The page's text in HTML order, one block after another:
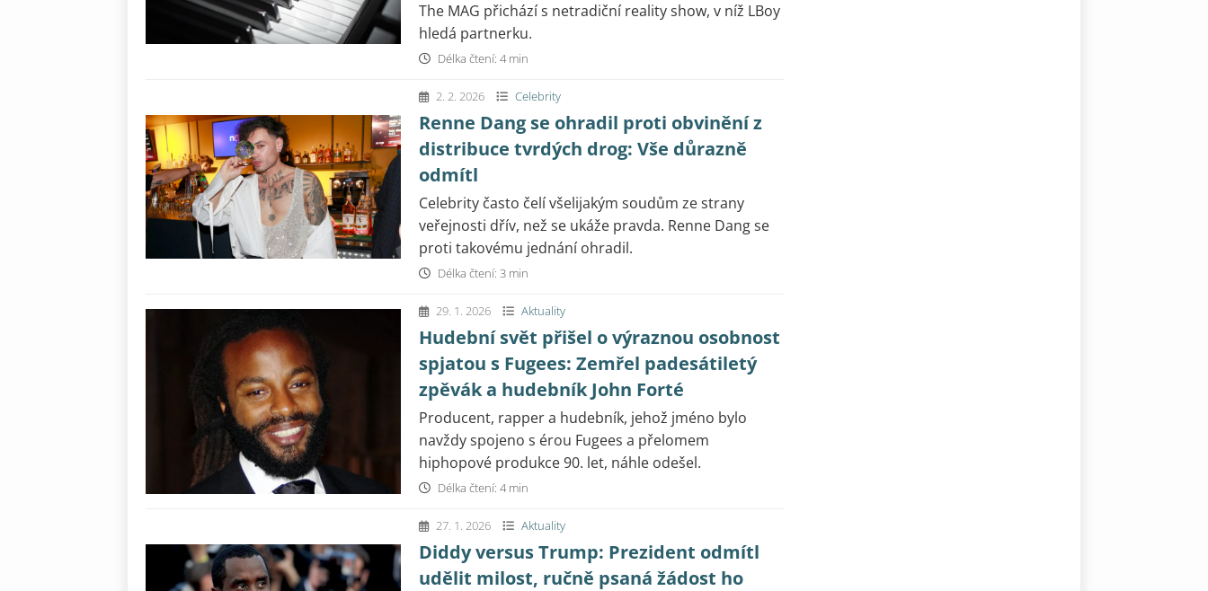
The MAG přichází s netradiční reality show, v níž LBoy
hledá partnerku.
Délka čtení: 4 min
2. 2. 2026 Celebrity
Renne Dang se ohradil proti obvinění z
distribuce tvrdých drog: Vše důrazně
odmítl
Celebrity často čelí všelijakým soudům ze strany
veřejnosti dřív, než se ukáže pravda. Renne Dang se
proti takovému jednání ohradil.
Délka čtení: 3 min
29. 1. 2026 Aktuality
Hudební svět přišel o výraznou osobnost
spjatou s Fugees: Zemřel padesátiletý
zpěvák a hudebník John Forté
Producent, rapper a hudebník, jehož jméno bylo
navždy spojeno s érou Fugees a přelomem
hiphopové produkce 90. let, náhle odešel.
Délka čtení: 4 min
27. 1. 2026 Aktuality
Diddy versus Trump: Prezident odmítl
udělit milost, ručně psaná žádost ho